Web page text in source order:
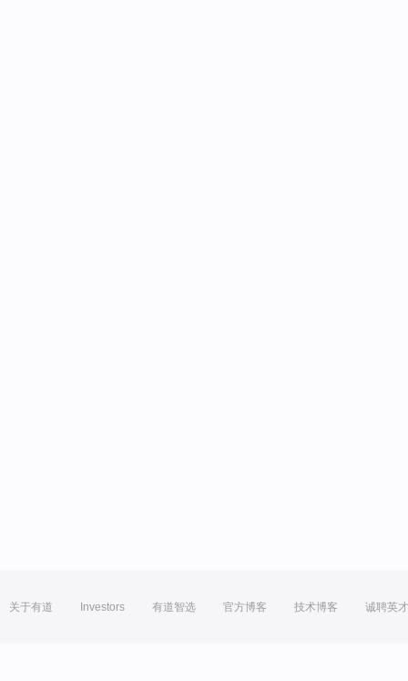
关于有道 Investors 有道智选 官方博客 技术博客 诚聘英才